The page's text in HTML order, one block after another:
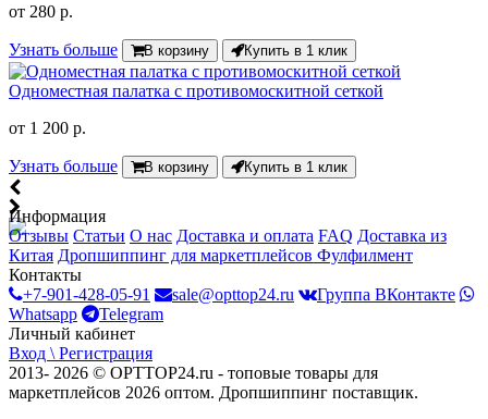
от 280 р.
Узнать больше В корзину Купить в 1 клик
Одноместная палатка с противомоскитной сеткой
от 1 200 р.
Узнать больше В корзину Купить в 1 клик
Информация
Отзывы Статьи О нас Доставка и оплата FAQ Доставка из
Китая Дропшиппинг для маркетплейсов Фулфилмент
Контакты
+7-901-428-05-91
sale@opttop24.ru
Группа ВКонтакте
Whatsapp
Telegram
Личный кабинет
Вход \ Регистрация
2013- 2026 © OPTTOP24.ru - топовые товары для
маркетплейсов 2026 оптом. Дропшиппинг поставщик.